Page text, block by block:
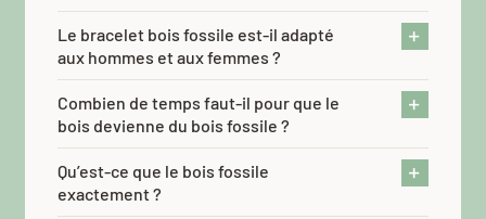
Le bracelet bois fossile est-il adapté
aux hommes et aux femmes ?
Combien de temps faut-il pour que le
bois devienne du bois fossile ?
Qu’est-ce que le bois fossile
exactement ?